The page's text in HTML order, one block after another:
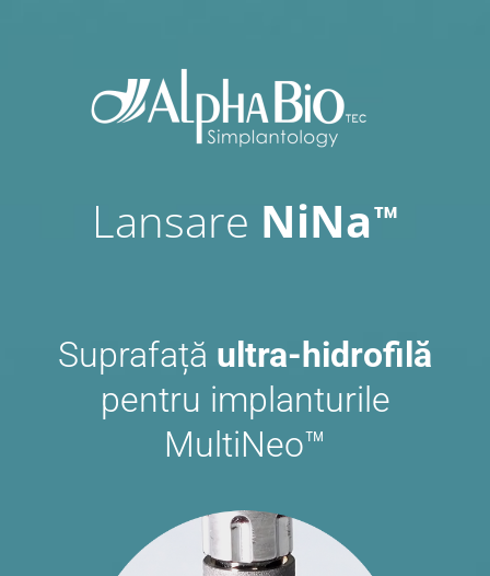
Lansare NiNa™
Suprafață ultra-hidrofilă
pentru implanturile
MultiNeo™